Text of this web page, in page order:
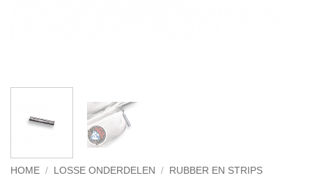
HOME / LOSSE ONDERDELEN / RUBBER EN STRIPS